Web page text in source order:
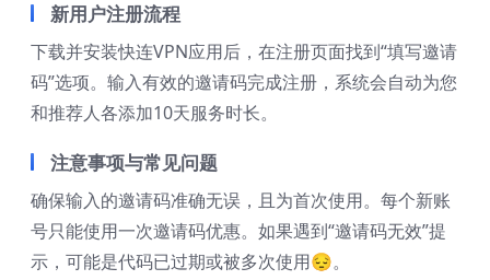
新用户注册流程
下载并安装快连VPN应用后，在注册页面找到“填写邀请
码”选项。输入有效的邀请码完成注册，系统会自动为您
和推荐人各添加10天服务时长。
注意事项与常见问题
确保输入的邀请码准确无误，且为首次使用。每个新账
号只能使用一次邀请码优惠。如果遇到“邀请码无效”提
示，可能是代码已过期或被多次使用😔。